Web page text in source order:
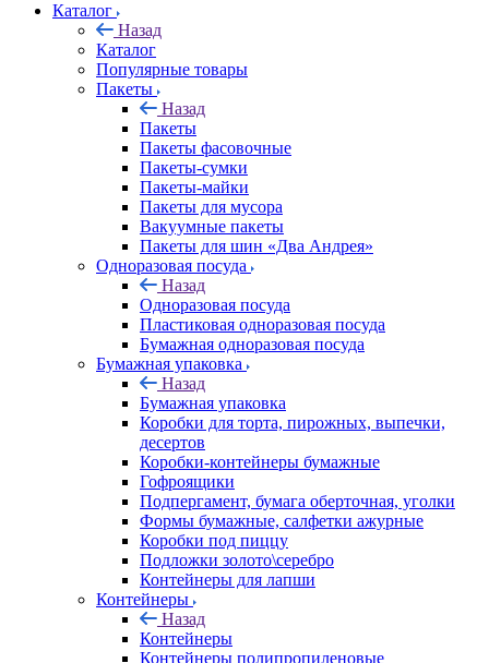
Каталог
Назад
Каталог
Популярные товары
Пакеты
Назад
Пакеты
Пакеты фасовочные
Пакеты-сумки
Пакеты-майки
Пакеты для мусора
Вакуумные пакеты
Пакеты для шин «Два Андрея»
Одноразовая посуда
Назад
Одноразовая посуда
Пластиковая одноразовая посуда
Бумажная одноразовая посуда
Бумажная упаковка
Назад
Бумажная упаковка
Коробки для торта, пирожных, выпечки,
десертов
Коробки-контейнеры бумажные
Гофроящики
Подпергамент, бумага оберточная, уголки
Формы бумажные, салфетки ажурные
Коробки под пиццу
Подложки золото\серебро
Контейнеры для лапши
Контейнеры
Назад
Контейнеры
Контейнеры полипропиленовые